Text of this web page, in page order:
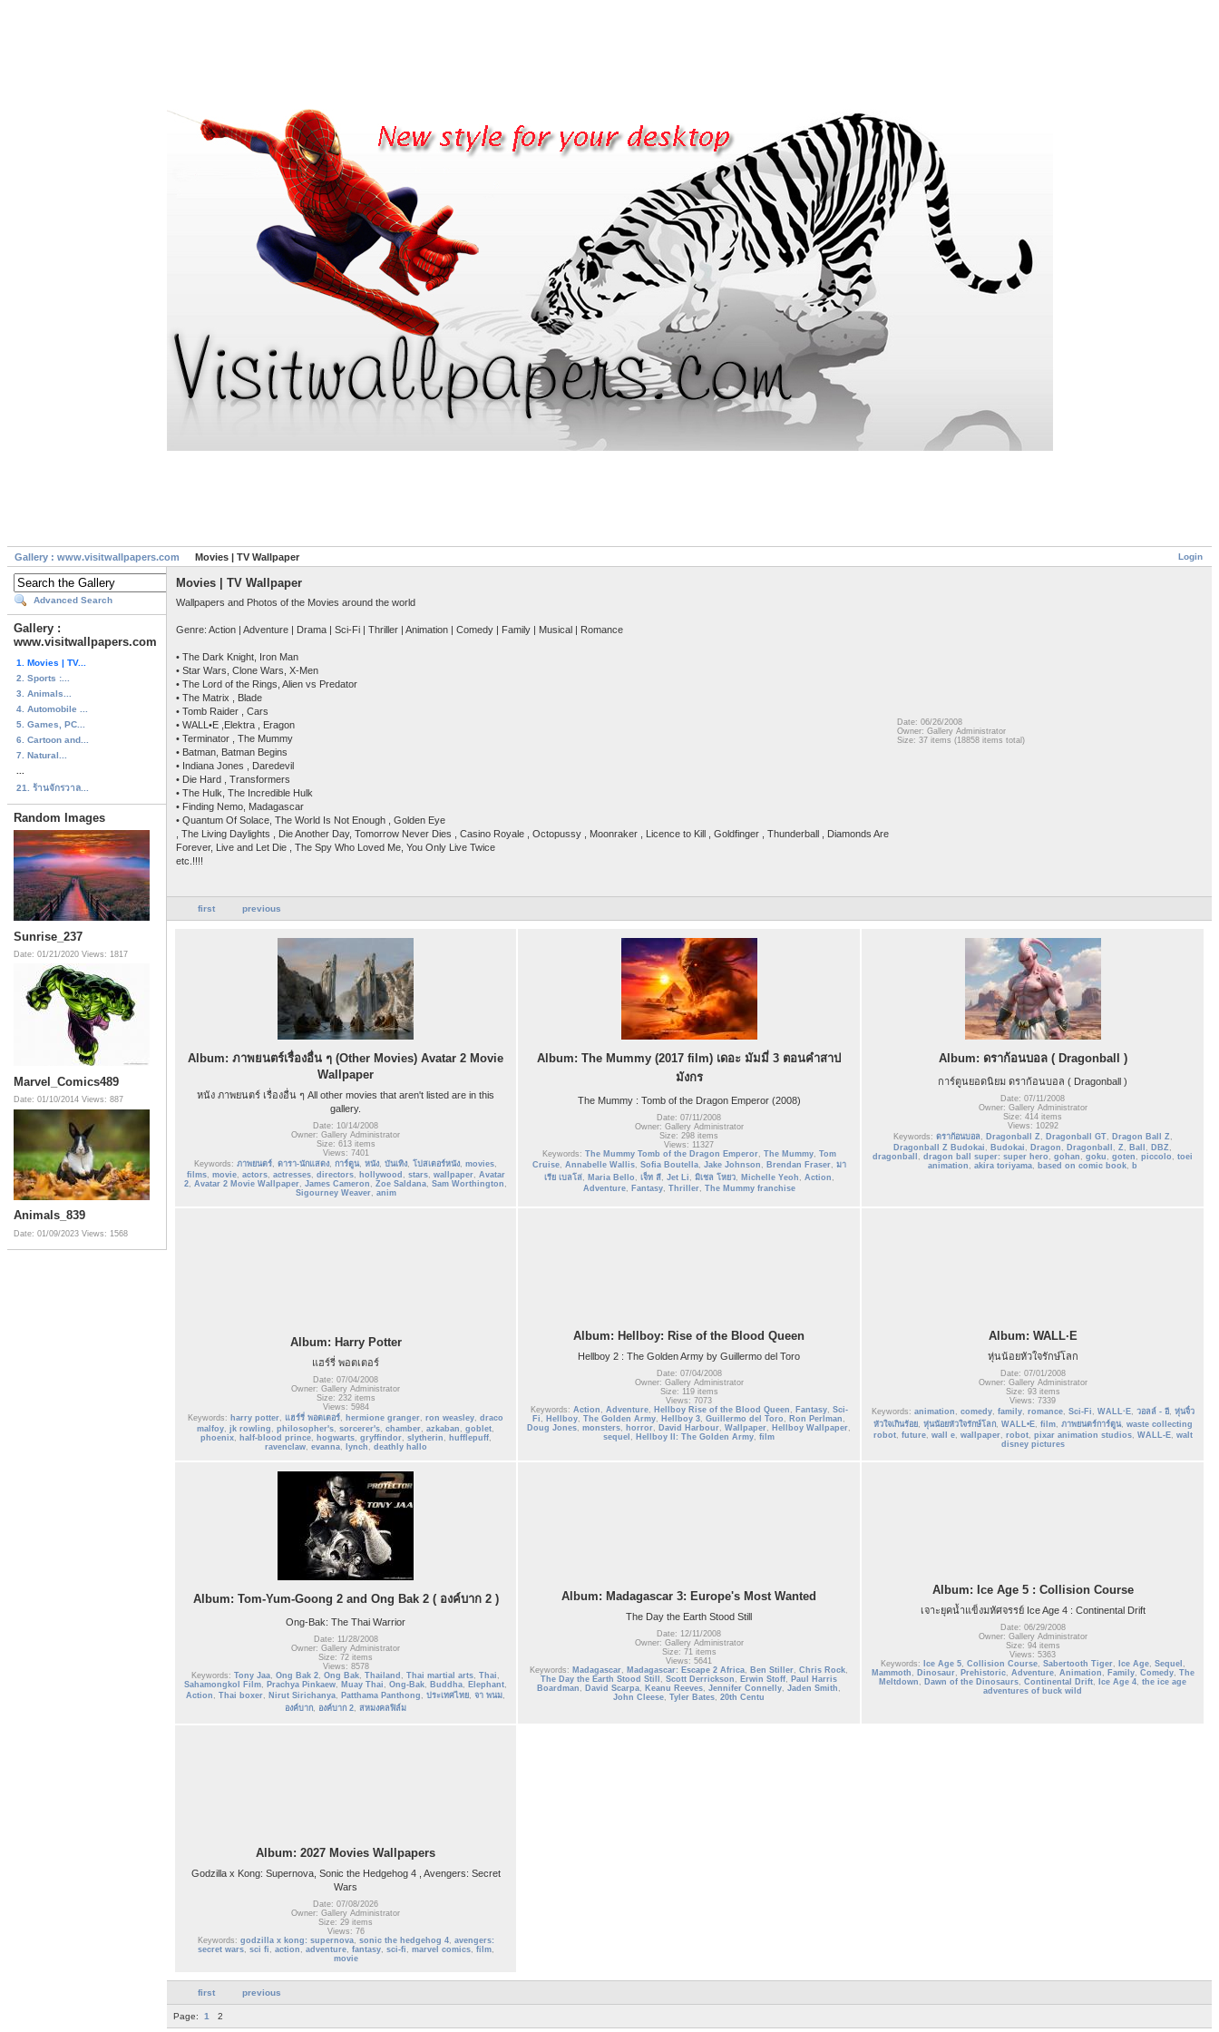
Login
Gallery : www.visitwallpapers.com Movies | TV Wallpaper
Advanced Search
Gallery :
www.visitwallpapers.com
1. Movies | TV...
2. Sports :...
3. Animals...
4. Automobile ...
5. Games, PC...
6. Cartoon and...
7. Natural...
21. ร้านจักรวาล...
Random Images
Sunrise_237
Date: 01/21/2020 Views: 1817
Marvel_Comics489
Date: 01/10/2014 Views: 887
Animals_839
Date: 01/09/2023 Views: 1568
Movies | TV Wallpaper
Wallpapers and Photos of the Movies around the world
Genre: Action | Adventure | Drama | Sci-Fi | Thriller | Animation | Comedy | Family | Musical | Romance
• The Dark Knight, Iron Man
• Star Wars, Clone Wars, X-Men
• The Lord of the Rings, Alien vs Predator
• The Matrix , Blade
• Tomb Raider , Cars
• WALL•E ,Elektra , Eragon
• Terminator , The Mummy
• Batman, Batman Begins
• Indiana Jones , Daredevil
• Die Hard , Transformers
• The Hulk, The Incredible Hulk
• Finding Nemo, Madagascar
• Quantum Of Solace, The World Is Not Enough , Golden Eye
, The Living Daylights , Die Another Day, Tomorrow Never Dies , Casino Royale , Octopussy , Moonraker , Licence to Kill , Goldfinger , Thunderball , Diamonds Are
Forever, Live and Let Die , The Spy Who Loved Me, You Only Live Twice
etc.!!!!
Date: 06/26/2008
Owner: Gallery Administrator
Size: 37 items (18858 items total)
first previous
Album: ภาพยนตร์เรื่องอื่น ๆ (Other Movies) Avatar 2 Movie
Wallpaper
หนัง ภาพยนตร์ เรื่องอื่น ๆ All other movies that aren't listed are in this
gallery.
Date: 10/14/2008
Owner: Gallery Administrator
Size: 613 items
Views: 7401
Keywords: ภาพยนตร์, ดารา-นักแสดง, การ์ตูน, หนัง, บันเทิง, โปสเตอร์หนัง, movies,
films, movie, actors, actresses, directors, hollywood , stars, wallpaper, Avatar
2, Avatar 2 Movie Wallpaper, James Cameron , Zoe Saldana, Sam Worthington ,
Sigourney Weaver, anim
Album: The Mummy (2017 film) เดอะ มัมมี่ 3 ตอนคำสาป
มังกร
The Mummy : Tomb of the Dragon Emperor (2008)
Date: 07/11/2008
Owner: Gallery Administrator
Size: 298 items
Views: 11327
Keywords: The Mummy Tomb of the Dragon Emperor, The Mummy, Tom
Cruise, Annabelle Wallis, Sofia Boutella, Jake Johnson , Brendan Fraser, มา
เรีย เบลโล่, Maria Bello , เจ็ท ลี, Jet Li , มิเชล โหยว, Michelle Yeoh , Action ,
Adventure, Fantasy, Thriller, The Mummy franchise
Album: ดราก้อนบอล ( Dragonball )
การ์ตูนยอดนิยม ดราก้อนบอล ( Dragonball )
Date: 07/11/2008
Owner: Gallery Administrator
Size: 414 items
Views: 10292
Keywords: ดราก้อนบอล , Dragonball Z, Dragonball GT, Dragon Ball Z,
Dragonball Z Budokai , Budokai , Dragon , Dragonball , Z, Ball , DBZ,
dragonball , dragon ball super: super hero , gohan , goku , goten , piccolo , toei
animation , akira toriyama, based on comic book, b
Album: Harry Potter
แฮร์รี่ พอตเตอร์
Date: 07/04/2008
Owner: Gallery Administrator
Size: 232 items
Views: 5984
Keywords: harry potter, แฮร์รี่ พอตเตอร์, hermione granger, ron weasley, draco
malfoy, jk rowling , philosopher's, sorcerer's, chamber, azkaban , goblet,
phoenix, half-blood prince, hogwarts, gryffindor, slytherin , hufflepuff,
ravenclaw, evanna, lynch , deathly hallo
Album: Hellboy: Rise of the Blood Queen
Hellboy 2 : The Golden Army by Guillermo del Toro
Date: 07/04/2008
Owner: Gallery Administrator
Size: 119 items
Views: 7073
Keywords: Action , Adventure, Hellboy Rise of the Blood Queen , Fantasy, Sci-
Fi , Hellboy, The Golden Army, Hellboy 3, Guillermo del Toro , Ron Perlman ,
Doug Jones, monsters, horror, David Harbour, Wallpaper, Hellboy Wallpaper,
sequel , Hellboy II: The Golden Army, film
Album: WALL·E
หุ่นน้อยหัวใจรักษ์โลก
Date: 07/01/2008
Owner: Gallery Administrator
Size: 93 items
Views: 7339
Keywords: animation , comedy, family, romance, Sci-Fi , WALL·E, วอลล์ - อี, หุ่นจิ๋ว
หัวใจเกินร้อย, หุ่นน้อยหัวใจรักษ์โลก, WALL•E, film, ภาพยนตร์การ์ตูน, waste collecting
robot, future, wall e, wallpaper, robot, pixar animation studios, WALL-E, walt
disney pictures
Album: Tom-Yum-Goong 2 and Ong Bak 2 ( องค์บาก 2 )
Ong-Bak: The Thai Warrior
Date: 11/28/2008
Owner: Gallery Administrator
Size: 72 items
Views: 8578
Keywords: Tony Jaa, Ong Bak 2, Ong Bak, Thailand , Thai martial arts, Thai ,
Sahamongkol Film, Prachya Pinkaew, Muay Thai , Ong-Bak, Buddha, Elephant,
Action , Thai boxer, Nirut Sirichanya, Patthama Panthong , ประเทศไทย, จา พนม,
องค์บาก, องค์บาก 2, สหมงคลฟิล์ม
Album: Madagascar 3: Europe's Most Wanted
The Day the Earth Stood Still
Date: 12/11/2008
Owner: Gallery Administrator
Size: 71 items
Views: 5641
Keywords: Madagascar, Madagascar: Escape 2 Africa, Ben Stiller, Chris Rock,
The Day the Earth Stood Still , Scott Derrickson , Erwin Stoff, Paul Harris
Boardman , David Scarpa, Keanu Reeves, Jennifer Connelly, Jaden Smith ,
John Cleese, Tyler Bates, 20th Centu
Album: Ice Age 5 : Collision Course
เจาะยุคน้ำแข็งมหัศจรรย์ Ice Age 4 : Continental Drift
Date: 06/29/2008
Owner: Gallery Administrator
Size: 94 items
Views: 5363
Keywords:
Ice Age 5, Collision Course, Sabertooth Tiger, Ice Age, Sequel ,
Mammoth , Dinosaur, Prehistoric, Adventure, Animation , Family, Comedy, The
Meltdown , Dawn of the Dinosaurs, Continental Drift, Ice Age 4, the ice age
adventures of buck wild
Album: 2027 Movies Wallpapers
Godzilla x Kong: Supernova, Sonic the Hedgehog 4 , Avengers: Secret
Wars
Date: 07/08/2026
Owner: Gallery Administrator
Size: 29 items
Views: 76
Keywords: godzilla x kong: supernova, sonic the hedgehog 4, avengers:
secret wars, sci fi , action , adventure, fantasy, sci-fi , marvel comics, film,
movie
first previous
Page: 1 2